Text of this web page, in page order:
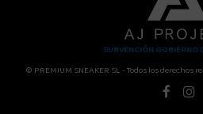
SUBVENCIÓN GOBIERNO
© PREMIUM SNEAKER SL - Todos los derechos